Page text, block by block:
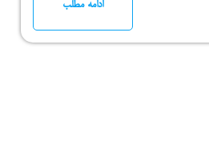
ادامه مطلب